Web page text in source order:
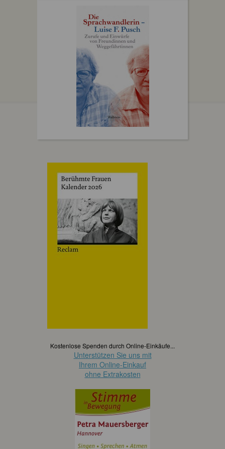
Kostenlose Spenden durch Online-Einkäufe...
Unterstützen Sie uns mit
Ihrem Online-Einkauf
ohne Extrakosten